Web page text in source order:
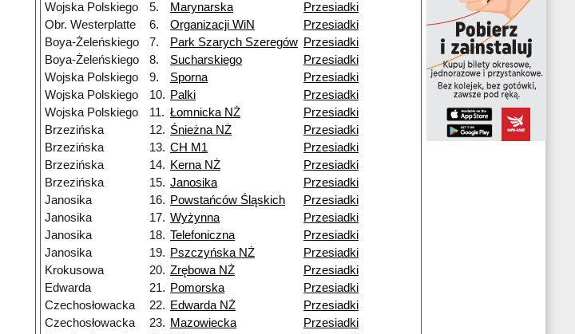
Wojska Polskiego
5. Marynarska
Przesiadki
Obr. Westerplatte
6. Organizacji WiN
Przesiadki
Boya-Żeleńskiego
7. Park Szarych Szeregów Przesiadki
Boya-Żeleńskiego
8. Sucharskiego
Przesiadki
Wojska Polskiego
9. Sporna
Przesiadki
Wojska Polskiego
10. Palki
Przesiadki
Wojska Polskiego
11. Łomnicka NŻ
Przesiadki
Brzezińska
12. Śnieżna NŻ
Przesiadki
Brzezińska
13. CH M1
Przesiadki
Brzezińska
14. Kerna NŻ
Przesiadki
Brzezińska
15. Janosika
Przesiadki
Janosika
16. Powstańców Śląskich
Przesiadki
Janosika
17. Wyżynna
Przesiadki
Janosika
18. Telefoniczna
Przesiadki
Janosika
19. Pszczyńska NŻ
Przesiadki
Krokusowa
20. Zrębowa NŻ
Przesiadki
Edwarda
21. Pomorska
Przesiadki
Czechosłowacka
22. Edwarda NŻ
Przesiadki
Czechosłowacka
23. Mazowiecka
Przesiadki